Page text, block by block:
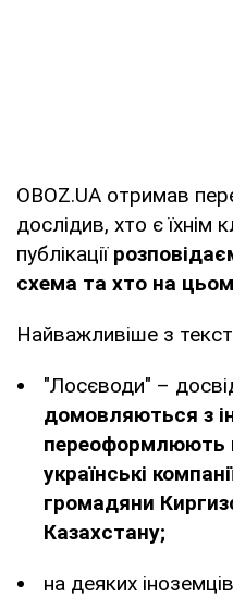
OBOZ.UA отримав
дослідив, хто є їхнім
публікації
схема та хто на
Найважливіше з
"Лосєводи" –
домовляються з
переоформлюють
українські
громадяни
Казахстану;
на деяких